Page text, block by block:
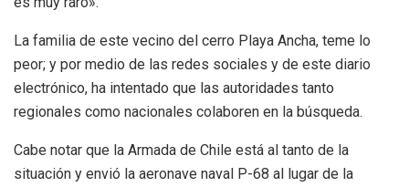
La familia de este vecino del cerro Playa Ancha, teme lo
peor; y por medio de las redes sociales y de este diario
electrónico, ha intentado que las autoridades tanto
regionales como nacionales colaboren en la búsqueda.
Cabe notar que la Armada de Chile está al tanto de la
situación y envió la aeronave naval P-68 al lugar de la